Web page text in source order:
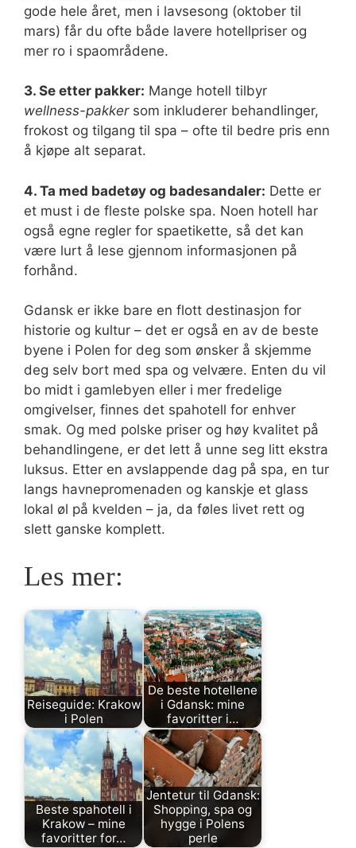
gode hele året, men i lavsesong (oktober til
mars) får du ofte både lavere hotellpriser og
mer ro i spaområdene.
3. Se etter pakker: Mange hotell tilbyr
wellness-pakkersom inkluderer behandlinger,
frokost og tilgang til spa – ofte til bedre pris enn
å kjøpe alt separat.
4. Ta med badetøy og badesandaler: Dette er
et must i de fleste polske spa. Noen hotell har
også egne regler for spaetikette, så det kan
være lurt å lese gjennom informasjonen på
forhånd.
Gdansk er ikke bare en flott destinasjon for
historie og kultur – det er også en av de beste
byene i Polen for deg som ønsker å skjemme
deg selv bort med spa og velvære. Enten du vil
bo midt i gamlebyen eller i mer fredelige
omgivelser, finnes det spahotell for enhver
smak. Og med polske priser og høy kvalitet på
behandlingene, er det lett å unne seg litt ekstra
luksus. Etter en avslappende dag på spa, en tur
langs havnepromenaden og kanskje et glass
lokal øl på kvelden – ja, da føles livet rett og
slett ganske komplett.
Les mer:
Reiseguide: Krakow
i Polen
De beste hotellene
i Gdansk: mine
favoritter i…
Beste spahotell i
Krakow – mine
favoritter for…
Jentetur til Gdansk:
Shopping, spa og
hygge i Polens
perle